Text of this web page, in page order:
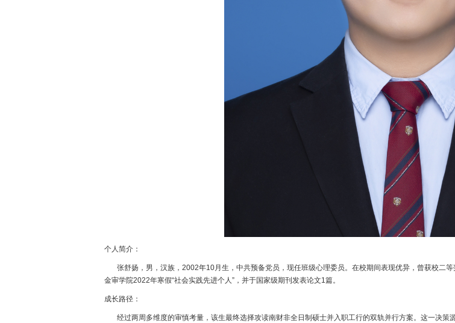
个人简介：
张舒扬，男，汉族，2002年10月生，中共预备党员，现任班级心理委员。在校期间表现优异，曾获校二
金审学院2022年寒假“社会实践先进个人”，并于国家级期刊发表论文1篇。
成长路径：
经过两周多维度的审慎考量，该生最终选择攻读南财非全日制硕士并入职工行的双轨并行方案。这一决策